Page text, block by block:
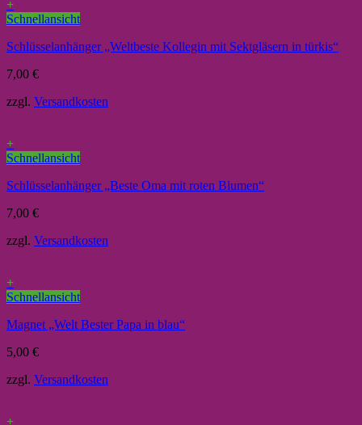
+
Schnellansicht
Schlüsselanhänger „Weltbeste Kollegin mit Sektgläsern in türkis“
7,00 €
zzgl. Versandkosten
+
Schnellansicht
Schlüsselanhänger „Beste Oma mit roten Blumen“
7,00 €
zzgl. Versandkosten
+
Schnellansicht
Magnet „Welt Bester Papa in blau“
5,00 €
zzgl. Versandkosten
+